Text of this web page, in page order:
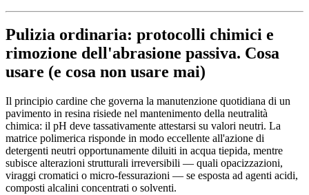
Pulizia ordinaria: protocolli chimici e
rimozione dell'abrasione passiva. Cosa
usare (e cosa non usare mai)
Il principio cardine che governa la manutenzione quotidiana di un
pavimento in resina risiede nel mantenimento della neutralità
chimica: il pH deve tassativamente attestarsi su valori neutri. La
matrice polimerica risponde in modo eccellente all'azione di
detergenti neutri opportunamente diluiti in acqua tiepida, mentre
subisce alterazioni strutturali irreversibili — quali opacizzazioni,
viraggi cromatici o micro-fessurazioni — se esposta ad agenti acidi,
composti alcalini concentrati o solventi.